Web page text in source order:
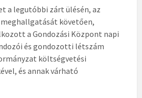
a legutóbbi zárt ülésén, az
követően,
a Gondozási Központ napi
és gondozotti létszám
költségvetési
és annak várható